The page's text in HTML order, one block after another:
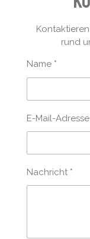
rund
Name *
E-Mail-Adresse
Nachricht *